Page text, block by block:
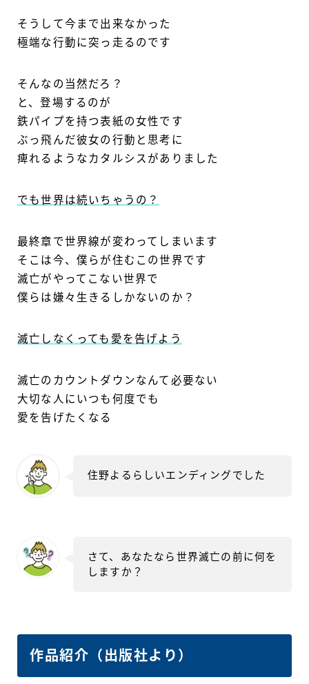
そうして今まで出来なかった
極端な行動に突っ走るのです
そんなの当然だろ？
と、登場するのが
鉄パイプを持つ表紙の女性です
ぶっ飛んだ彼女の行動と思考に
痺れるようなカタルシスがありました
でも世界は続いちゃうの？
最終章で世界線が変わってしまいます
そこは今、僕らが住むこの世界です
滅亡がやってこない世界で
僕らは嫌々生きるしかないのか？
滅亡しなくっても愛を告げよう
滅亡のカウントダウンなんて必要ない
大切な人にいつも何度でも
愛を告げたくなる
住野よるらしいエンディングでした
さて、あなたなら世界滅亡の前に何を
しますか？
作品紹介（出版社より）